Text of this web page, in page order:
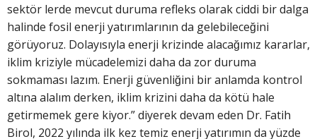
sektör lerde mevcut duruma refleks olarak ciddi bir dalga
halinde fosil enerji yatırımlarının da gelebileceğini
görüyoruz. Dolayısıyla enerji krizinde alacağımız kararlar,
iklim kriziyle mücadelemizi daha da zor duruma
sokmaması lazım. Enerji güvenliğini bir anlamda kontrol
altına alalım derken, iklim krizini daha da kötü hale
getirmemek gere kiyor.” diyerek devam eden Dr. Fatih
Birol, 2022 yılında ilk kez temiz enerji yatırımın da yüzde